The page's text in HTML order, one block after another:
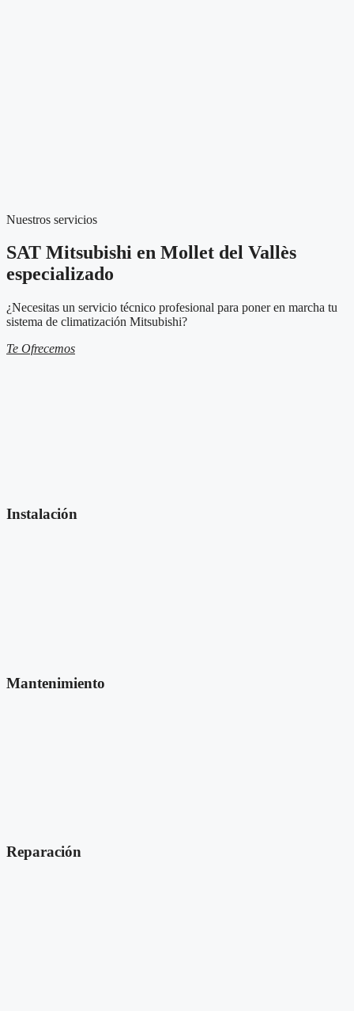
Nuestros servicios
SAT Mitsubishi en Mollet del Vallès
especializado
¿Necesitas un servicio técnico profesional para poner en marcha tu
sistema de climatización Mitsubishi?
Te Ofrecemos
Instalación
Mantenimiento
Reparación